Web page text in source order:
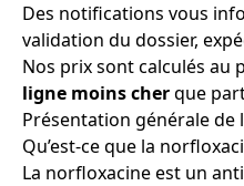
Des notifications vous
validation du dossier,
Nos prix sont calculés au
ligne moins cherque
Présentation générale de
Qu’est-ce que la
La norfloxacine est un